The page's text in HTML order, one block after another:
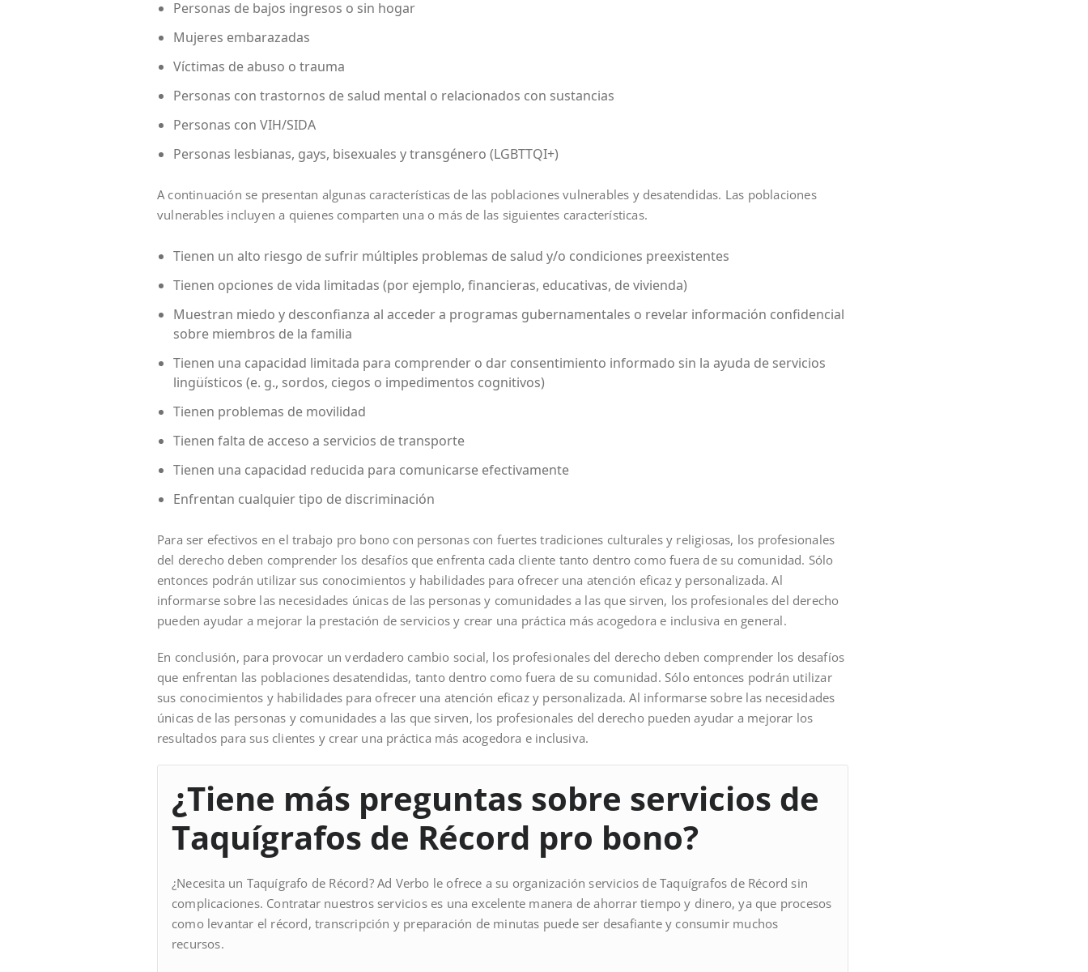
Personas de bajos ingresos o sin hogar
Mujeres embarazadas
Víctimas de abuso o trauma
Personas con trastornos de salud mental o relacionados con sustancias
Personas con VIH/SIDA
Personas lesbianas, gays, bisexuales y transgénero (LGBTTQI+)
A continuación se presentan algunas características de las poblaciones vulnerables y desatendidas. Las poblaciones
vulnerables incluyen a quienes comparten una o más de las siguientes características.
Tienen un alto riesgo de sufrir múltiples problemas de salud y/o condiciones preexistentes
Tienen opciones de vida limitadas (por ejemplo, financieras, educativas, de vivienda)
Muestran miedo y desconfianza al acceder a programas gubernamentales o revelar información confidencial
sobre miembros de la familia
Tienen una capacidad limitada para comprender o dar consentimiento informado sin la ayuda de servicios
lingüísticos (e. g., sordos, ciegos o impedimentos cognitivos)
Tienen problemas de movilidad
Tienen falta de acceso a servicios de transporte
Tienen una capacidad reducida para comunicarse efectivamente
Enfrentan cualquier tipo de discriminación
Para ser efectivos en el trabajo pro bono con personas con fuertes tradiciones culturales y religiosas, los profesionales
del derecho deben comprender los desafíos que enfrenta cada cliente tanto dentro como fuera de su comunidad. Sólo
entonces podrán utilizar sus conocimientos y habilidades para ofrecer una atención eficaz y personalizada. Al
informarse sobre las necesidades únicas de las personas y comunidades a las que sirven, los profesionales del derecho
pueden ayudar a mejorar la prestación de servicios y crear una práctica más acogedora e inclusiva en general.
En conclusión, para provocar un verdadero cambio social, los profesionales del derecho deben comprender los desafíos
que enfrentan las poblaciones desatendidas, tanto dentro como fuera de su comunidad. Sólo entonces podrán utilizar
sus conocimientos y habilidades para ofrecer una atención eficaz y personalizada. Al informarse sobre las necesidades
únicas de las personas y comunidades a las que sirven, los profesionales del derecho pueden ayudar a mejorar los
resultados para sus clientes y crear una práctica más acogedora e inclusiva.
¿Tiene más preguntas sobre servicios de
Taquígrafos de Récord pro bono?
¿Necesita un Taquígrafo de Récord? Ad Verbo le ofrece a su organización servicios de Taquígrafos de Récord sin
complicaciones. Contratar nuestros servicios es una excelente manera de ahorrar tiempo y dinero, ya que procesos
como levantar el récord, transcripción y preparación de minutas puede ser desafiante y consumir muchos
recursos.